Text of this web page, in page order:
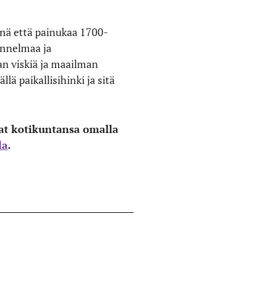
että painukaa 1700-
ja
viskiä ja maailman
paikallisihinki ja sitä
kotikuntansa omalla
.